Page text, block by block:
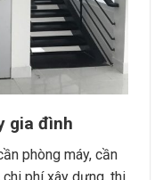
gia đình
phòng máy, cần
phí xây dựng, thi